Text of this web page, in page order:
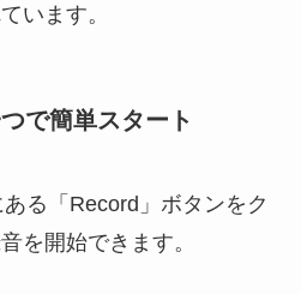
います。
で簡単スタート
る「Record」ボタンをク
を開始できます。